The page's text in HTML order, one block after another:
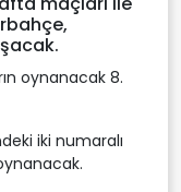
oynanacak 8.
iki numaralı